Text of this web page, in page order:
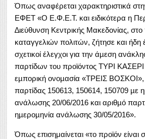
Όπως αναφέρεται χαρακτηριστικά
ΕΦΕΤ «Ο Ε.Φ.Ε.Τ. και ειδικότερα η
∆ιεύθυνση Κεντρικής Μακεδονίας,
καταγγελιών πολιτών, ζήτησε και ήδη
σχετικοί έλεγχοι για την άµεση
παρτίδων του προϊόντος ΤΥΡΙ
εµπορική ονοµασία «ΤΡΕΙΣ ΒΟΣΚΟΙ»,
παρτίδας 150613, 150614, 150709 µε
ανάλωσης 20/06/2016 και αριθµό
ηµεροµηνία ανάλωσης 30/05/2016».
Όπως επισημαίνεται «το προϊόν